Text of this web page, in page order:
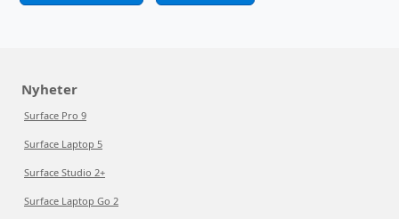
Nyheter
Surface Pro 9
Surface Laptop 5
Surface Studio 2+
Surface Laptop Go 2